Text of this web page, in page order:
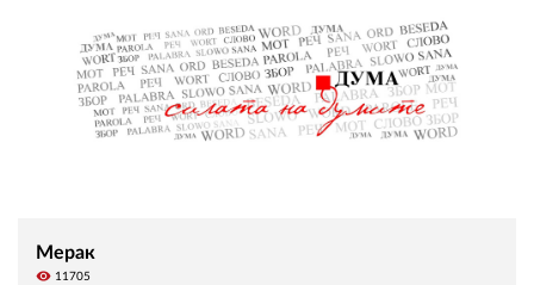
Мерак
visibility 11705